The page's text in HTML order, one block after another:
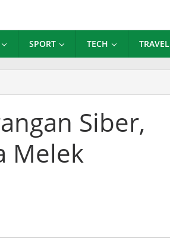
SPORT TECH TRAVEL
Siber,
Melek